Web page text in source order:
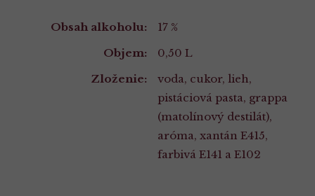
Vlastnosti
Obsah alkoholu:
17 %
Objem:
0,50 L
Zloženie:
voda, cukor, lieh,
pistáciová pasta, grappa
(matolínový destilát),
aróma, xantán E415,
farbivá E141 a E102